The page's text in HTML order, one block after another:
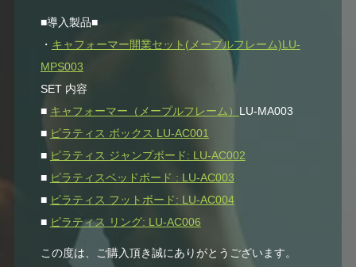
■導入製品■
・ キャフォーマー開業セット(メープルフレーム)LU-
MPS003
SET 内容
■ キャフォーマー（メープルフレーム） LU-MA003
■ ピラティス ボックス LU-AC001
■ ピラティス ジャンプボード: LU-AC002
■ ピラティスベッドボード : LU-AC003
■ ピラティス フットボード: LU-AC004
■ ピラティス リング: LU-AC006
この度は、ご購入頂き誠にありがとうございます。